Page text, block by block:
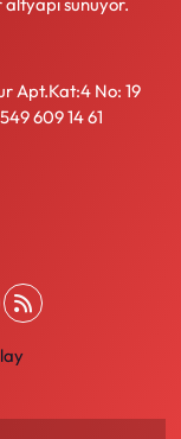
Apt.Kat:4 No: 19
609 14 61